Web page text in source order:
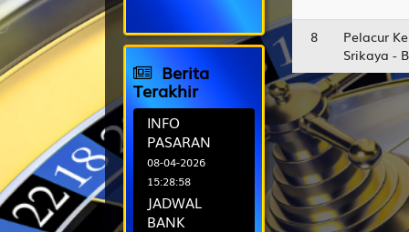
9723
Berita
Terakhir
INFO
PASARAN
08-04-2026
15:28:58
JADWAL
BANK
8
Pelacur
Srikaya -
9
Istri
10
Peti Mati
Arjuna